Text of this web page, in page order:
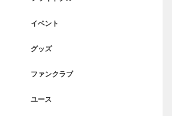
イベント
グッズ
ファンクラブ
ユース